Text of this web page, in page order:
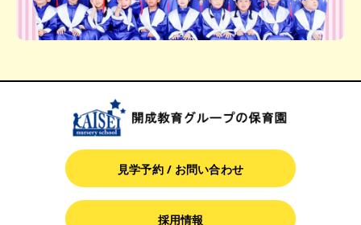
見学予約 / お問い合わせ
採用情報